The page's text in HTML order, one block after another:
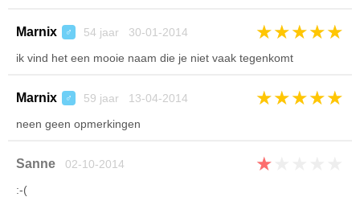
Marnix ♂ 54 jaar 30-01-2014 ★★★★★
ik vind het een mooie naam die je niet vaak tegenkomt
Marnix ♂ 59 jaar 13-04-2014 ★★★★★
neen geen opmerkingen
Sanne 02-10-2014 ★
:-(